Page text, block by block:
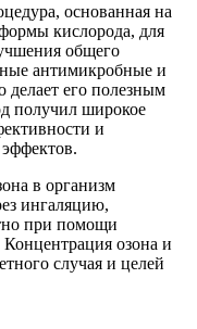
основанная на
кислорода, для
общего
антимикробные и
делает его полезным
получил широкое
и
в организм
ингаляцию,
при помощи
озона и
случая и целей